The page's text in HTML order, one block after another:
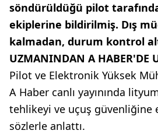
söndürüldüğü pilot
ekiplerine bildirilmiş. Dış
kalmadan, durum kontrol
UZMANINDAN A HABER'DE
Pilot ve Elektronik Yüksek
A Haber canlı yayınında
tehlikeyi ve uçuş güvenliğine
sözlerle anlattı.